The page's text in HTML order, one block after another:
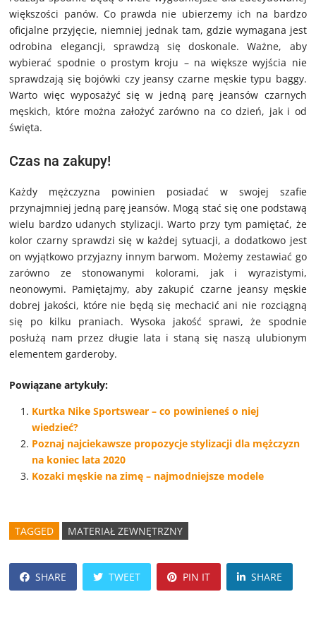
większości panów. Co prawda nie ubierzemy ich na bardzo
oficjalne przyjęcie, niemniej jednak tam, gdzie wymagana jest
odrobina elegancji, sprawdzą się doskonale. Ważne, aby
wybierać spodnie o prostym kroju – na większe wyjścia nie
sprawdzają się bojówki czy jeansy czarne męskie typu baggy.
Warto więc wyposażyć się w jedną parę jeansów czarnych
męskich, które można założyć zarówno na co dzień, jak i od
święta.
Czas na zakupy!
Każdy mężczyzna powinien posiadać w swojej szafie
przynajmniej jedną parę jeansów. Mogą stać się one podstawą
wielu bardzo udanych stylizacji. Warto przy tym pamiętać, że
kolor czarny sprawdzi się w każdej sytuacji, a dodatkowo jest
on wyjątkowo przyjazny innym barwom. Możemy zestawiać go
zarówno ze stonowanymi kolorami, jak i wyrazistymi,
neonowymi. Pamiętajmy, aby zakupić czarne jeansy męskie
dobrej jakości, które nie będą się mechacić ani nie rozciągną
się po kilku praniach. Wysoka jakość sprawi, że spodnie
posłużą nam przez długie lata i staną się naszą ulubionym
elementem garderoby.
Powiązane artykuły:
Kurtka Nike Sportswear – co powinieneś o niej
wiedzieć?
Poznaj najciekawsze propozycje stylizacji dla mężczyzn
na koniec lata 2020
Kozaki męskie na zimę – najmodniejsze modele
TAGGED MATERIAŁ ZEWNĘTRZNY
SHARE TWEET PIN IT SHARE